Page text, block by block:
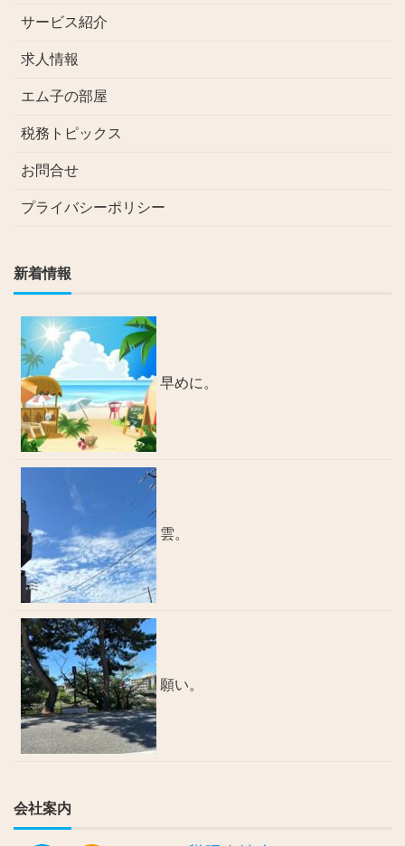
サービス紹介
求人情報
エム子の部屋
税務トピックス
お問合せ
プライバシーポリシー
新着情報
早めに。
雲。
願い。
会社案内